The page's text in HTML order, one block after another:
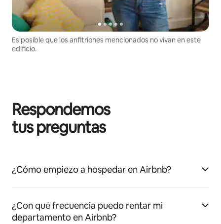
Es posible que los anfitriones mencionados no vivan en este
edificio.
Respondemos
tus preguntas
¿Cómo empiezo a hospedar en Airbnb?
¿Con qué frecuencia puedo rentar mi
departamento en Airbnb?